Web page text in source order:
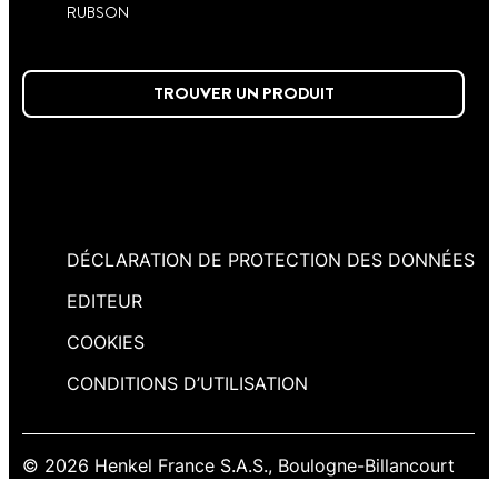
RUBSON
TROUVER UN PRODUIT
DÉCLARATION DE PROTECTION DES DONNÉES
EDITEUR
COOKIES
CONDITIONS D’UTILISATION
© 2026 Henkel France S.A.S., Boulogne-Billancourt